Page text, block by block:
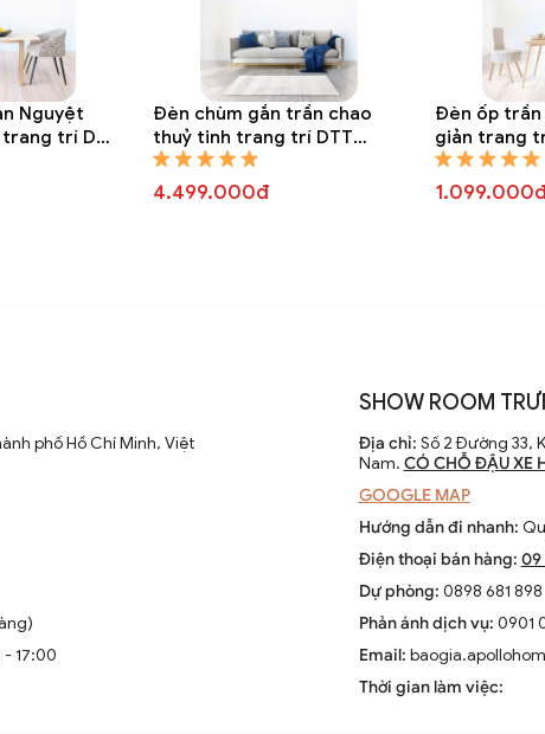
Nguyệt
trí DOT
Đèn chùm gắn trần chao
thuỷ tinh trang trí DTT
8196A
4.499.000đ
Đèn ốp trần
giản trang
phố Hồ Chí Minh, Việt
17:00
SHOW ROOM
Địa chỉ: Số 2 Đường 33,
Nam. CÓ CHỖ ĐẬU XE
GOOGLE MAP
Hướng dẫn đi nhanh:
Điện thoại bán hàng: 09
Dự phòng: 0898 681 898
Phản ánh dịch vụ: 0901
Email:
Thời gian làm việc: